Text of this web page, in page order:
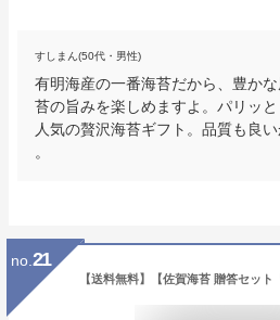
すしまん(50代・男性)
有明海産の一番海苔だから、豊か
苔の旨みを楽しめますよ。パリッ
人気の贅沢海苔ギフト。品質も良
。
no. 21